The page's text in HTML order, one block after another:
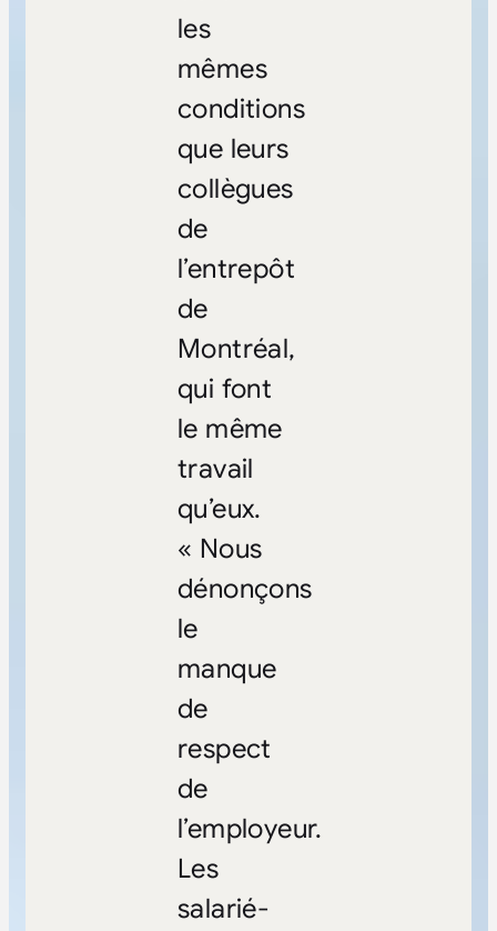
les
mêmes
conditions
que leurs
collègues
de
l’entrepôt
de
Montréal,
qui font
le même
travail
qu’eux.
« Nous
dénonçons
le
manque
de
respect
de
l’employeur.
Les
salarié-